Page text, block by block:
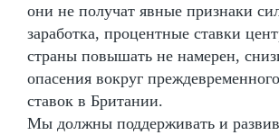
они не получат явные признаки
заработка, процентные ставки
страны повышать не намерен,
опасения вокруг
ставок в Британии.
Мы должны поддерживать и